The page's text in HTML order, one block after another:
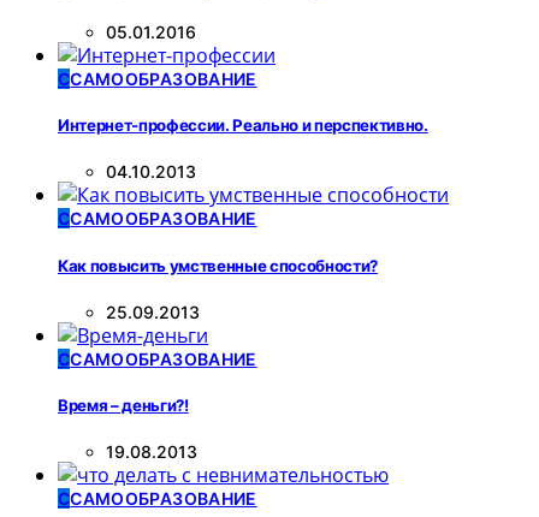
05.01.2016
ССАМООБРАЗОВАНИЕ
Интернет-профессии. Реально и перспективно.
04.10.2013
ССАМООБРАЗОВАНИЕ
Как повысить умственные способности?
25.09.2013
ССАМООБРАЗОВАНИЕ
Время – деньги?!
19.08.2013
ССАМООБРАЗОВАНИЕ